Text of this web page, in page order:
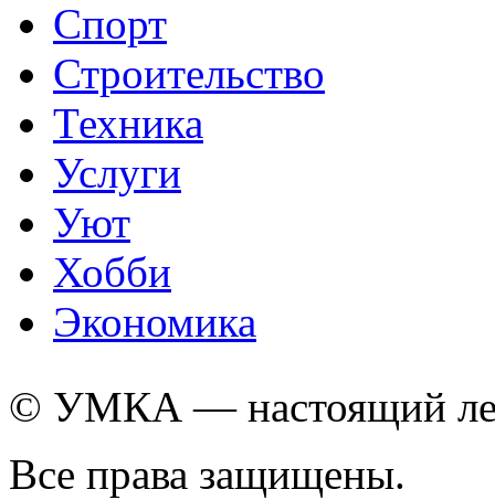
Спорт
Строительство
Техника
Услуги
Уют
Хобби
Экономика
© УМКА — настоящий
Все права защищены.